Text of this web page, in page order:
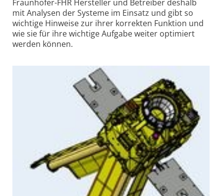
Fraun­hofer-FHR Her­steller und Betreiber des­halb
mit Analysen der Systeme im Ein­satz und gibt so
wichtige Hin­weise zur ihrer korrekten Funktion und
wie sie für ihre wich­tige Aufgabe weiter opti­miert
werden können.